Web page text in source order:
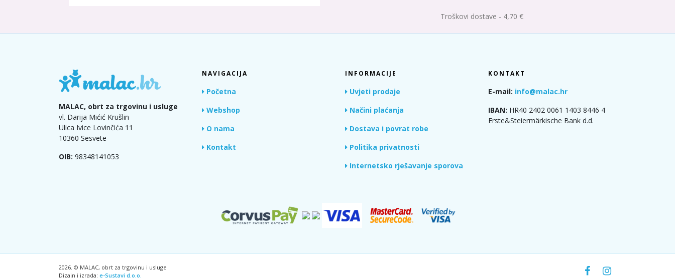
Troškovi dostave - 4,70 €
MALAC, obrt za trgovinu i usluge
vl. Darija Mićić Krušlin
Ulica Ivice Lovinčića 11
10360 Sesvete
OIB: 98348141053
NAVIGACIJA
Početna
Webshop
O nama
Kontakt
INFORMACIJE
Uvjeti prodaje
Načini plaćanja
Dostava i povrat robe
Politika privatnosti
Internetsko rješavanje sporova
KONTAKT
E-mail: info@malac.hr
IBAN: HR40 2402 0061 1403 8446 4
Erste&Steiermärkische Bank d.d.
2026. © MALAC, obrt za trgovinu i usluge
Dizajn i izrada: e-Sustavi d.o.o.